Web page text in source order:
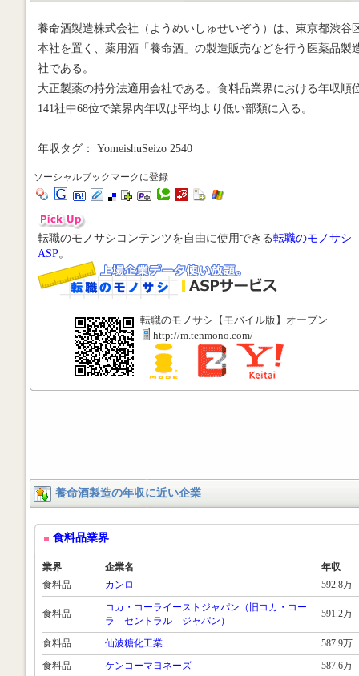
養命酒製造株式会社（ようめいしゅせいぞう）は、東京都渋谷
本社を置く、薬用酒「養命酒」の製造販売などを行う医薬品製
社である。
大正製薬の持分法適用会社である。食料品業界における年収順
141社中68位で業界内年収は平均より低い部類に入る。
年収タグ： YomeishuSeizo 2540
ソーシャルブックマークに登録
転職のモノサシコンテンツを自由に使用できる転職のモノサシ
ASP。
転職のモノサシ【モバイル版】オープン
http://m.tenmono.com/
養命酒製造の年収に近い企業
食料品業界
業界 企業名
年収
食料品
カンロ 592.8万
食料品
コカ・コーライーストジャパン（旧コカ・コー
ラ セントラル ジャパン）
591.2万
食料品 仙波糖化工業
587.9万
食料品
ケンコーマヨネーズ
587.6万